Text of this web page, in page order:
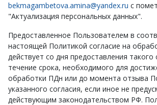
bekmagambetova.amina@yandex.ru с
"Актуализация персональных данных".
Предоставленное Пользователем в
настоящей Политикой согласие на
действует со дня предоставления такого
течение срока, необходимого для
обработки ПДн или до момента отзыва
указанного согласия, если иное не
действующим законодательством РФ.